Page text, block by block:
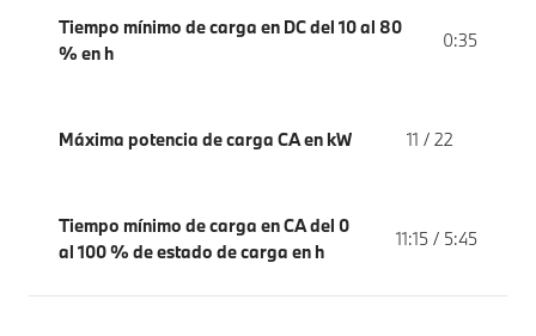
Tiempo mínimo de carga en DC del 10 al 80
% en h
0:35
Máxima potencia de carga CA en kW 11 / 22
Tiempo mínimo de carga en CA del 0
al 100 % de estado de carga en h
11:15 / 5:45